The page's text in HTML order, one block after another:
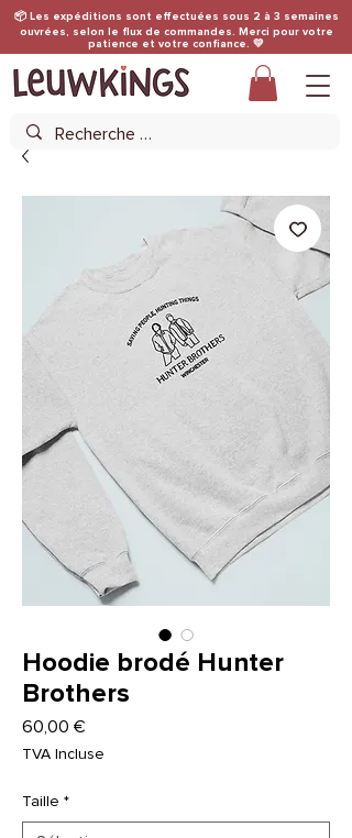
📦 Les expéditions sont effectuées sous 2 à 3 semaines
ouvrées, selon le flux de commandes. Merci pour votre
patience et votre confiance. 💛
Hoodie brodé Hunter
Brothers
60,00 €
TVA Incluse
Taille *